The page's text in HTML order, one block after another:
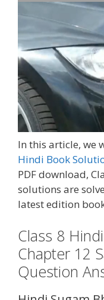
In this article, we
Hindi Book
PDF download,
solutions are
latest edition
Class 8
Chapter 12
Question